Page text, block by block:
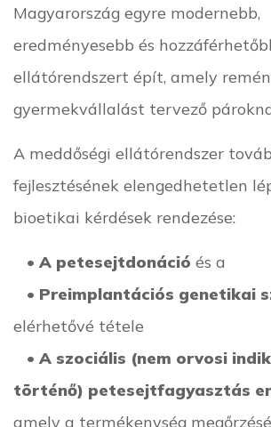
Magyarország egyre modernebb,
eredményesebb és
ellátórendszert épít, amely
gyermekvállalást tervező
A meddőségi ellátórendszer
fejlesztésének elengedhetetlen
bioetikai kérdések rendezése:
• A petesejtdonáció és a
• Preimplantációs genetikai
elérhetővé tétele
• A szociális (nem orvosi
történő) petesejtfagyasztás
amely a termékenység